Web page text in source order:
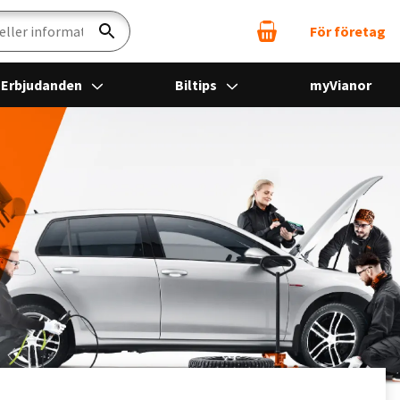
Sök För företag
Erbjudanden Biltips myVianor